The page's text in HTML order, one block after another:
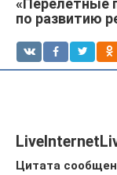
«Перелетные
по развитию
Цитата